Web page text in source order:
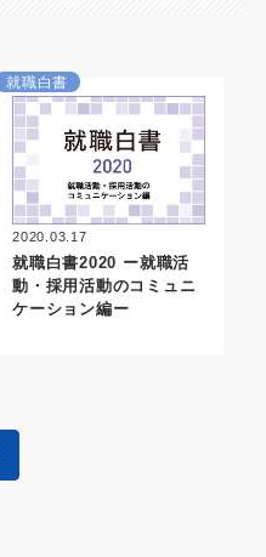
就職白書
2020.03.17
就職白書2020 ー就職活
動・採用活動のコミュニ
ケーション編ー